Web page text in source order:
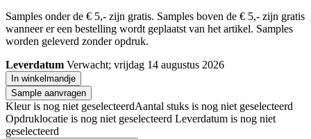
Samples onder de € 5,- zijn gratis. Samples boven de € 5,- zijn gratis
wanneer er een bestelling wordt geplaatst van het artikel. Samples
worden geleverd zonder opdruk.
Leverdatum Verwacht; vrijdag 14 augustus 2026
In winkelmandje
Sample aanvragen
Kleur is nog niet geselecteerdAantal stuks is nog niet geselecteerd
Opdruklocatie is nog niet geselecteerd Leverdatum is nog niet
geselecteerd